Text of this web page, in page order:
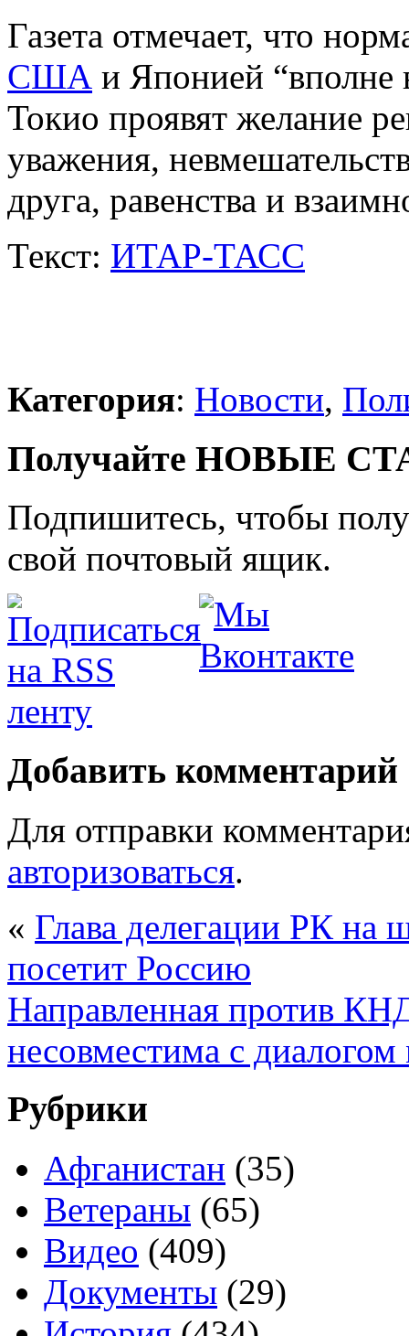
Газета отмечает, что
США и Японией
Токио проявят желание
уважения,
друга, равенства и
Текст: ИТАР-ТАСС
Категория: Новости,
Получайте НОВЫЕ
Подпишитесь, чтобы
свой почтовый ящик.
Добавить комментарий
Для отправки
авторизоваться.
« Глава делегации РК на
посетит Россию
Направленная против
несовместима с
Рубрики
Афганистан (35)
Ветераны (65)
Видео (409)
Документы (29)